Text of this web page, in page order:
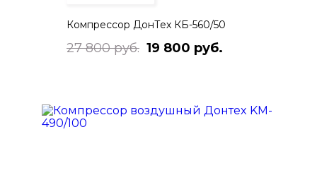
Компрессор ДонТех КБ-560/50
27 800 руб. 19 800 руб.